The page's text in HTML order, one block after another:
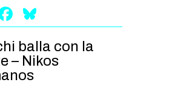
Facebook
balla con la
– Nikos